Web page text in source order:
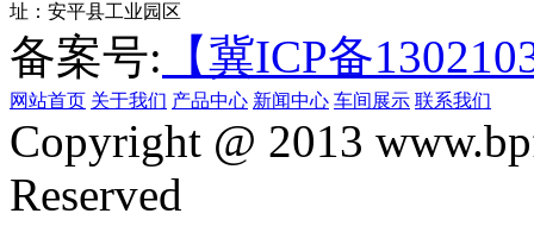
址：安平县工业园区
备案号: 【冀ICP备
网站首页 关于我们 产品中心 新闻中心 车间展示 联系我们
Copyright @ 2013
Reserved